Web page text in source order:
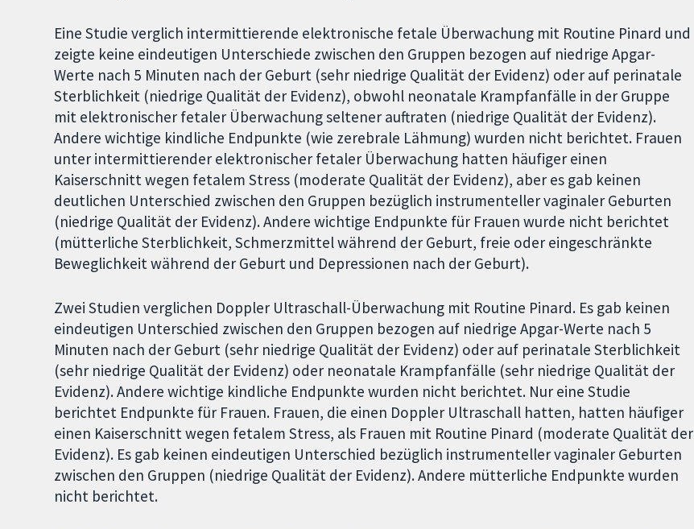
Eine Studie verglich intermittierende elektronische fetale Überwachung mit Routine Pinard und
zeigte keine eindeutigen Unterschiede zwischen den Gruppen bezogen auf niedrige Apgar-
Werte nach 5 Minuten nach der Geburt (sehr niedrige Qualität der Evidenz) oder auf perinatale
Sterblichkeit (niedrige Qualität der Evidenz), obwohl neonatale Krampfanfälle in der Gruppe
mit elektronischer fetaler Überwachung seltener auftraten (niedrige Qualität der Evidenz).
Andere wichtige kindliche Endpunkte (wie zerebrale Lähmung) wurden nicht berichtet. Frauen
unter intermittierender elektronischer fetaler Überwachung hatten häufiger einen
Kaiserschnitt wegen fetalem Stress (moderate Qualität der Evidenz), aber es gab keinen
deutlichen Unterschied zwischen den Gruppen bezüglich instrumenteller vaginaler Geburten
(niedrige Qualität der Evidenz). Andere wichtige Endpunkte für Frauen wurde nicht berichtet
(mütterliche Sterblichkeit, Schmerzmittel während der Geburt, freie oder eingeschränkte
Beweglichkeit während der Geburt und Depressionen nach der Geburt).
Zwei Studien verglichen Doppler Ultraschall-Überwachung mit Routine Pinard. Es gab keinen
eindeutigen Unterschied zwischen den Gruppen bezogen auf niedrige Apgar-Werte nach 5
Minuten nach der Geburt (sehr niedrige Qualität der Evidenz) oder auf perinatale Sterblichkeit
(sehr niedrige Qualität der Evidenz) oder neonatale Krampfanfälle (sehr niedrige Qualität der
Evidenz). Andere wichtige kindliche Endpunkte wurden nicht berichtet. Nur eine Studie
berichtet Endpunkte für Frauen. Frauen, die einen Doppler Ultraschall hatten, hatten häufiger
einen Kaiserschnitt wegen fetalem Stress, als Frauen mit Routine Pinard (moderate Qualität der
Evidenz). Es gab keinen eindeutigen Unterschied bezüglich instrumenteller vaginaler Geburten
zwischen den Gruppen (niedrige Qualität der Evidenz). Andere mütterliche Endpunkte wurden
nicht berichtet.